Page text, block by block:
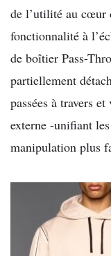
de l’utilité au cœur
fonctionnalité à
de boîtier Pass-
partiellement
passées à travers
externe -unifiant
manipulation plus